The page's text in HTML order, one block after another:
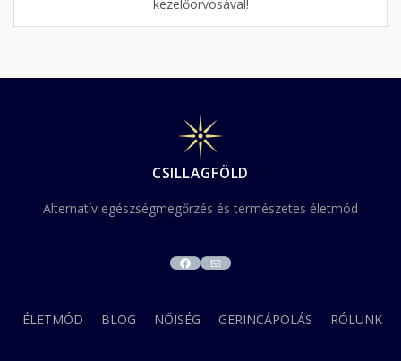
kezelőorvosával!
CSILLAGFÖLD
Alternatív egészségmegőrzés és természetes életmód
FACEBOOK
MAIL
ÉLETMÓD BLOG NŐISÉG GERINCÁPOLÁS RÓLUNK